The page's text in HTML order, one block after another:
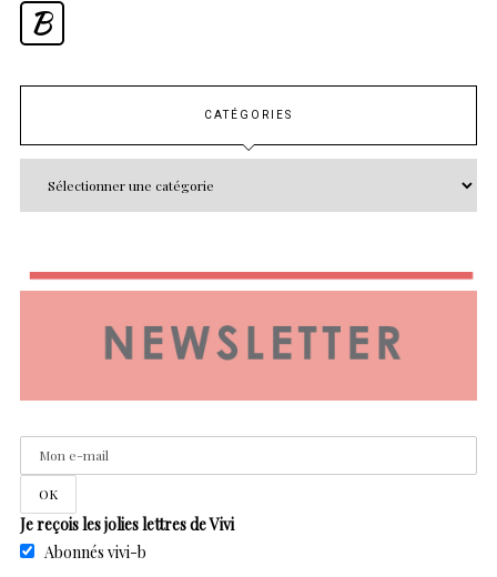
B
CATÉGORIES
Je reçois les jolies lettres de Vivi
Abonnés vivi-b